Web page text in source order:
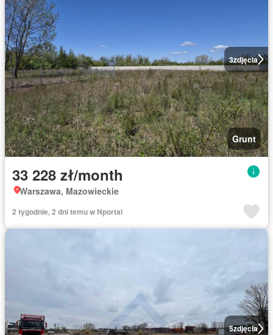
3zdjęcia
Grunt
33 228 zł/month
Warszawa, Mazowieckie
2 tygodnie, 2 dni temu w Nportal
5zdjęcia